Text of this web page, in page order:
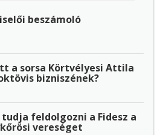
beszámoló
a sorsa Körtvélyesi Attila
bizniszének?
feldolgozni a Fidesz a
vereséget